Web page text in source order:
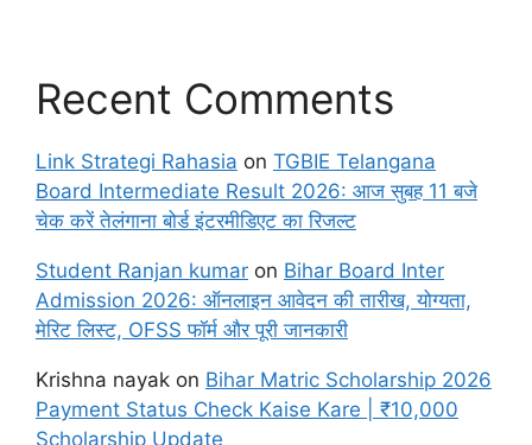
Recent Comments
Link Strategi Rahasia on TGBIE Telangana
Board Intermediate Result 2026: आज सुबह 11 बजे
चेक करें तेलंगाना बोर्ड इंटरमीडिएट का रिजल्ट
Student Ranjan kumar on Bihar Board Inter
Admission 2026: ऑनलाइन आवेदन की तारीख, योग्यता,
मेरिट लिस्ट, OFSS फॉर्म और पूरी जानकारी
Krishna nayak on Bihar Matric Scholarship 2026
Payment Status Check Kaise Kare | ₹10,000
Scholarship Update